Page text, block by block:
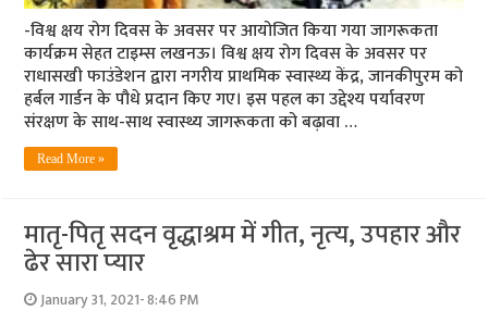
-विश्व क्षय रोग दिवस के अवसर पर आयोजित किया गया जागरूकता
कार्यक्रम सेहत टाइम्स लखनऊ। विश्व क्षय रोग दिवस के अवसर पर
राधासखी फाउंडेशन द्वारा नगरीय प्राथमिक स्वास्थ्य केंद्र, जानकीपुरम को
हर्बल गार्डन के पौधे प्रदान किए गए। इस पहल का उद्देश्य पर्यावरण
संरक्षण के साथ-साथ स्वास्थ्य जागरूकता को बढ़ावा …
Read More »
मातृ-पितृ सदन वृद्धाश्रम में गीत, नृत्‍य, उपहार और
ढेर सारा प्‍यार
January 31, 2021- 8:46 PM